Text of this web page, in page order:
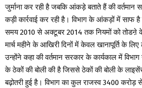
जुर्माना कर रही है जबकि आंकड़े बताते हैं की वर्तमान
कड़ी कार्रवाई कर रही है। विभाग के आंकड़ों में साफ
समय 2010 से अक्टूबर 2014 तक नियमों को तोडऩे के
मार्च महीने के आखिरी दिनों में केवल खानापूर्ति के लिए
उन्होंने कहा की वर्तमान सरकार के कार्यकाल में
के ठेकों की बोली की है जिससे ठेकों की बोली के
बढ़ोतरी हुई है। विभाग का कुल राजस्व 3400 करोड़